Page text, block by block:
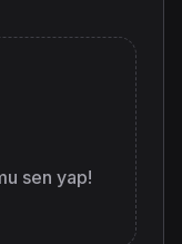
sen yap!